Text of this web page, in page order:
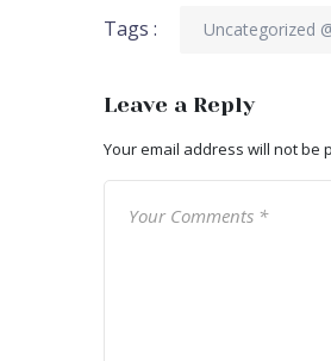
Tags : Uncategorized
Leave a Reply
Your email address will not be